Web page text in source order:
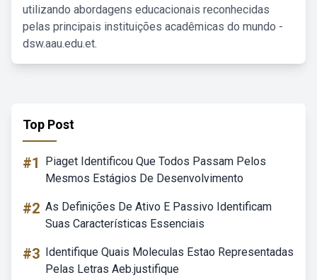
utilizando abordagens educacionais reconhecidas
pelas principais instituições acadêmicas do mundo -
dsw.aau.edu.et.
Top Post
#1
Piaget Identificou Que Todos Passam Pelos
Mesmos Estágios De Desenvolvimento
#2 As Definições De Ativo E Passivo Identificam
Suas Características Essenciais
#3 Identifique Quais Moleculas Estao Representadas
Pelas Letras Aeb.justifique